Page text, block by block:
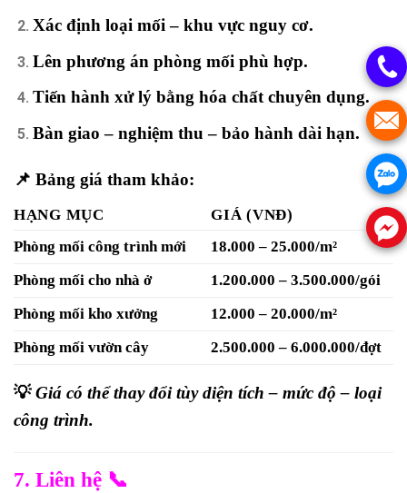
Xác định loại mối – khu vực nguy cơ.
Lên phương án phòng mối phù hợp.
Tiến hành xử lý bằng hóa chất chuyên dụng.
Bàn giao – nghiệm thu – bảo hành dài hạn.
📌 Bảng giá tham khảo:
HẠNG MỤC
GIÁ (VNĐ)
Phòng mối công trình mới
18.000 – 25.000/m²
Phòng mối cho nhà ở
1.200.000 – 3.500.000/gói
Phòng mối kho xưởng
12.000 – 20.000/m²
Phòng mối vườn cây
2.500.000 – 6.000.000/đợt
💡Giá có thể thay đổi tùy diện tích – mức độ – loại
công trình.
7. Liên hệ 📞